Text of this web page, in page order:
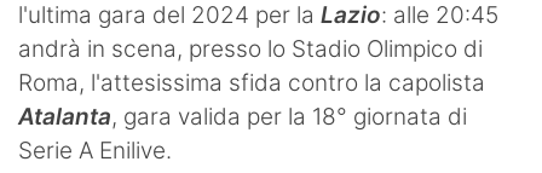
l'ultima gara del 2024 per la Lazio: alle 20:45
andrà in scena, presso lo Stadio Olimpico di
Roma, l'attesissima sfida contro la capolista
Atalanta, gara valida per la 18° giornata di
Serie A Enilive.